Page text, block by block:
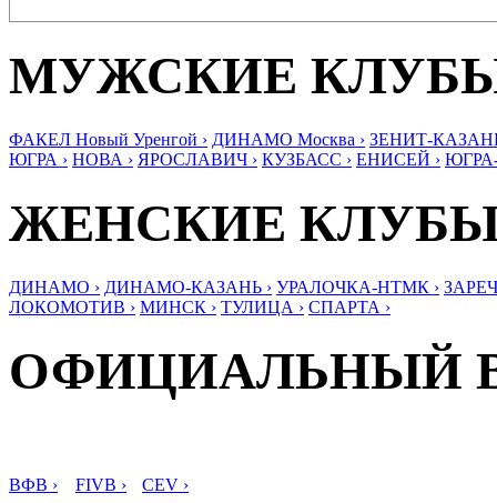
МУЖСКИЕ
ФАКЕЛ Новый Уренгой › ДИНАМО Москва › ЗЕНИТ-
ЮГРА › НОВА › ЯРОСЛАВИЧ › КУЗБАСС › ЕНИСЕЙ ›
ЖЕНСКИЕ
ДИНАМО › ДИНАМО-КАЗАНЬ › УРАЛОЧКА-НТМК ›
ЛОКОМОТИВ › МИНСК › ТУЛИЦА › СПАРТА ›
ОФИЦИАЛЬНЫЙ
ВФВ › FIVB › CEV ›